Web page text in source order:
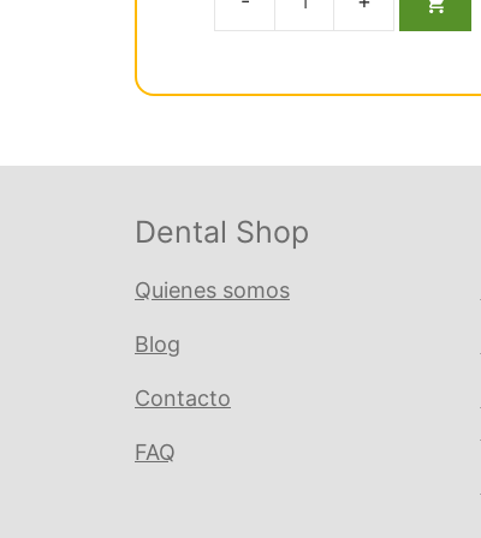
original
era:
actual
es:
A0800
Dental Shop
Quienes somos
Blog
Contacto
FAQ